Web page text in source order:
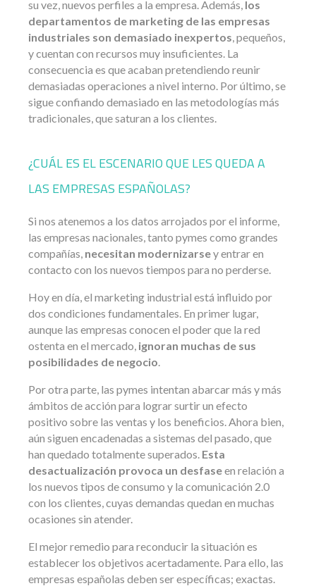
su vez, nuevos perfiles a la empresa. Además, los
departamentos de marketing de las empresas
industriales son demasiado inexpertos, pequeños,
y cuentan con recursos muy insuficientes. La
consecuencia es que acaban pretendiendo reunir
demasiadas operaciones a nivel interno. Por último, se
sigue confiando demasiado en las metodologías más
tradicionales, que saturan a los clientes.
¿CUÁL ES EL ESCENARIO QUE LES QUEDA A
LAS EMPRESAS ESPAÑOLAS?
Si nos atenemos a los datos arrojados por el informe,
las empresas nacionales, tanto pymes como grandes
compañías, necesitan modernizarsey entrar en
contacto con los nuevos tiempos para no perderse.
Hoy en día, el marketing industrial está influido por
dos condiciones fundamentales. En primer lugar,
aunque las empresas conocen el poder que la red
ostenta en el mercado, ignoran muchas de sus
posibilidades de negocio.
Por otra parte, las pymes intentan abarcar más y más
ámbitos de acción para lograr surtir un efecto
positivo sobre las ventas y los beneficios. Ahora bien,
aún siguen encadenadas a sistemas del pasado, que
han quedado totalmente superados. Esta
desactualización provoca un desfaseen relación a
los nuevos tipos de consumo y la comunicación 2.0
con los clientes, cuyas demandas quedan en muchas
ocasiones sin atender.
El mejor remedio para reconducir la situación es
establecer los objetivos acertadamente. Para ello, las
empresas españolas deben ser específicas; exactas.